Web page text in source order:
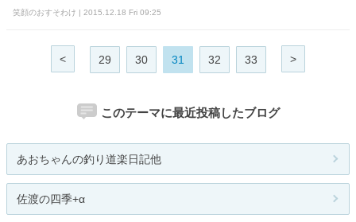
笑顔のおすそわけ | 2015.12.18 Fri 09:25
< 29 30 31 32 33 >
このテーマに最近投稿したブログ
あおちゃんの釣り道楽日記他
佐渡の四季+α